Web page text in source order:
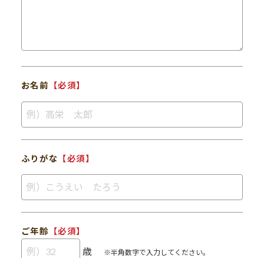
お名前 【必須】
ふりがな 【必須】
ご年齢 【必須】
歳 ※半角数字で入力してください。